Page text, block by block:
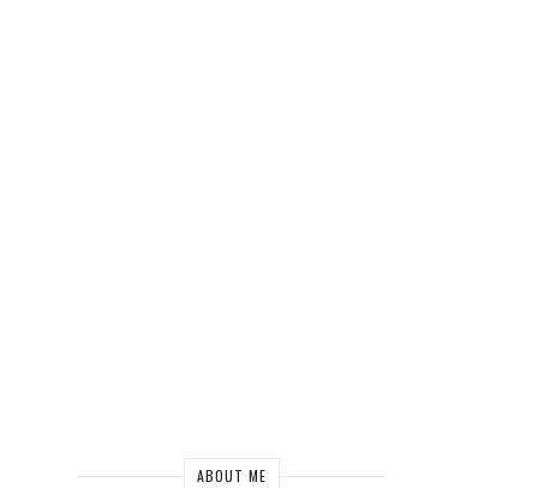
ABOUT ME